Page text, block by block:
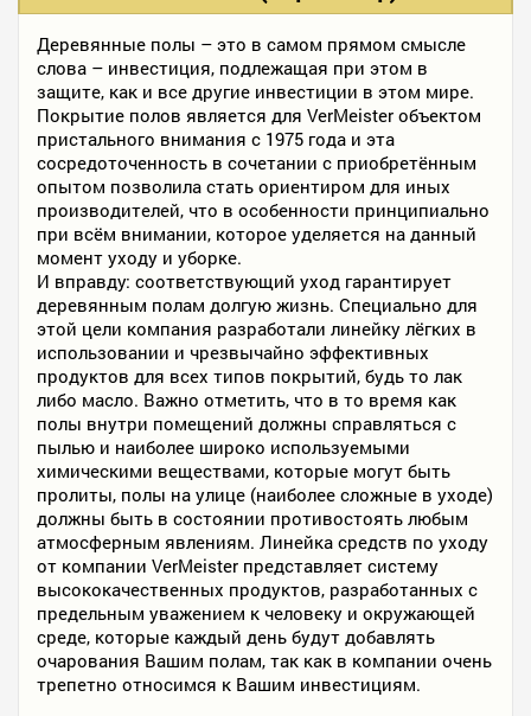
АКЦИИ
ФОТО РАБОТ
КОНТАКТЫ
ПОЛЕЗНОЕ
Деревянные полы – это в самом прямом смысле
слова – инвестиция, подлежащая при этом в
защите, как и все другие инвестиции в этом мире.
Покрытие полов является для VerMeister объектом
пристального внимания с 1975 года и эта
сосредоточенность в сочетании с приобретённым
опытом позволила стать ориентиром для иных
производителей, что в особенности принципиально
при всём внимании, которое уделяется на данный
момент уходу и уборке.
И вправду: соответствующий уход гарантирует
деревянным полам долгую жизнь. Специально для
этой цели компания разработали линейку лёгких в
использовании и чрезвычайно эффективных
продуктов для всех типов покрытий, будь то лак
либо масло. Важно отметить, что в то время как
полы внутри помещений должны справляться с
пылью и наиболее широко используемыми
химическими веществами, которые могут быть
пролиты, полы на улице (наиболее сложные в уходе)
должны быть в состоянии противостоять любым
атмосферным явлениям. Линейка средств по уходу
от компании VerMeister представляет систему
высококачественных продуктов, разработанных с
предельным уважением к человеку и окружающей
среде, которые каждый день будут добавлять
очарования Вашим полам, так как в компании очень
трепетно относимся к Вашим инвестициям.